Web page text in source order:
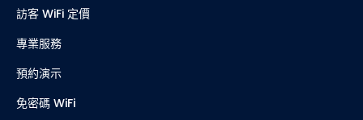
訪客 WiFi 定價
專業服務
預約演示
免密碼 WiFi